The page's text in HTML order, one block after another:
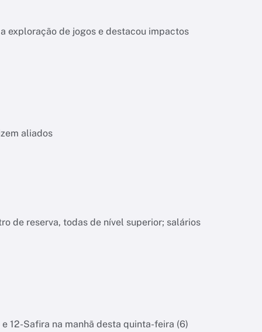
exploração de jogos e destacou impactos
aliados
de reserva, todas de nível superior; salários
12-Safira na manhã desta quinta-feira (6)